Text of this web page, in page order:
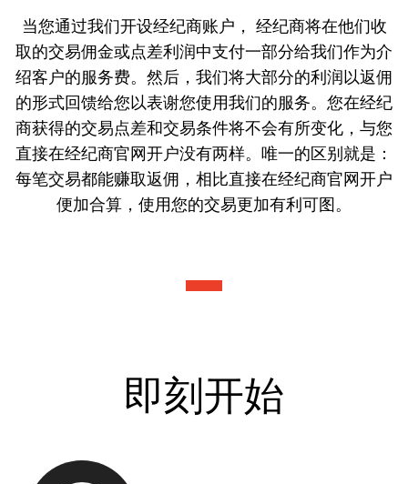
当您通过我们开设经纪商账户， 经纪商将在他们收
取的交易佣金或点差利润中支付一部分给我们作为介
绍客户的服务费。然后，我们将大部分的利润以返佣
的形式回馈给您以表谢您使用我们的服务。您在经纪
商获得的交易点差和交易条件将不会有所变化，与您
直接在经纪商官网开户没有两样。唯一的区别就是：
每笔交易都能赚取返佣，相比直接在经纪商官网开户
便加合算，使用您的交易更加有利可图。
即刻开始